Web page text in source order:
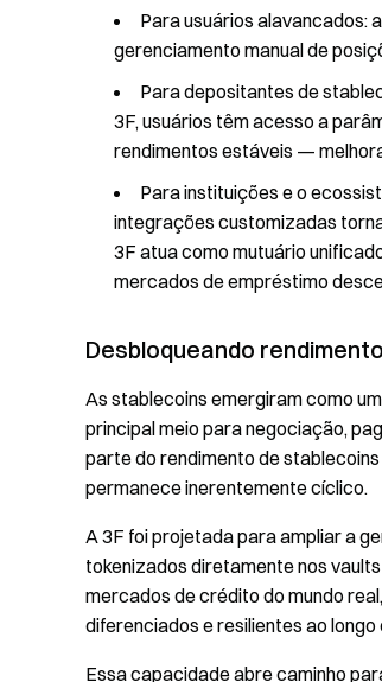
Para usuários alavancados:
gerenciamento manual de
Para depositantes de
3F, usuários têm acesso a
rendimentos estáveis —
Para instituições e o
integrações customizadas
3F atua como mutuário
mercados de empréstimo
Desbloqueando
As stablecoins emergiram como
principal meio para negociação,
parte do rendimento de
permanece inerentemente cíclico.
A 3F foi projetada para ampliar a
tokenizados diretamente nos
mercados de crédito do mundo
diferenciados e resilientes ao
Essa capacidade abre caminho